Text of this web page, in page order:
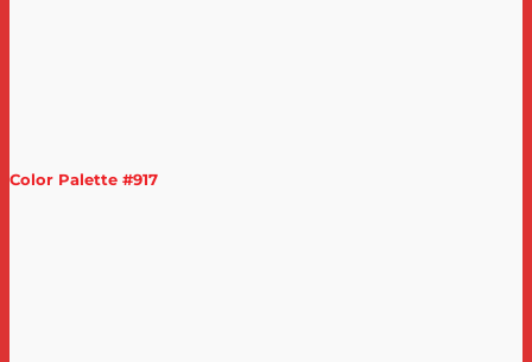
Color Palette #917